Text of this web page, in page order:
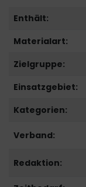
Enthält:
Materialart:
Zielgruppe:
Einsatzgebiet:
Kategorien:
Verband:
Redaktion: